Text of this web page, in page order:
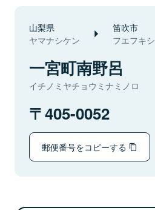
山梨県
ヤマナシケン
笛吹市
フエフキシ
一宮町南野呂
イチノミヤチョウミナミノロ
405-0052
郵便番号をコピーする